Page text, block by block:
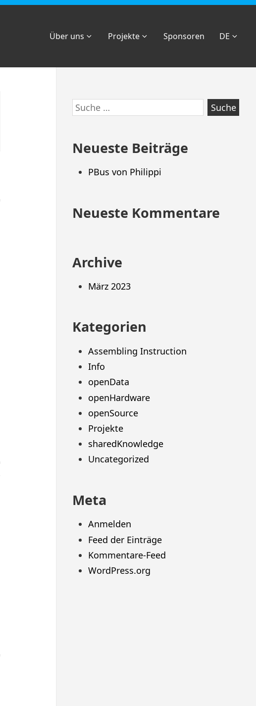
Über uns Projekte Sponsoren DE
Zum
Footer
Suche
nach:
Neueste Beiträge
PBus von Philippi
Neueste Kommentare
Archive
März 2023
Kategorien
Assembling Instruction
Info
openData
openHardware
openSource
Projekte
sharedKnowledge
Uncategorized
Meta
Anmelden
Feed der Einträge
Kommentare-Feed
WordPress.org